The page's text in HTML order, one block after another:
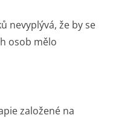
nevyplývá, že by se
osob mělo
založené na